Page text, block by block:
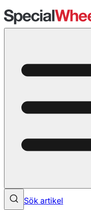
Sök artikel